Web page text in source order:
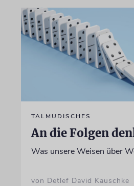
TALMUDISCHES
An die Folgen
Was unsere Weisen über
von Detlef David Kauschke